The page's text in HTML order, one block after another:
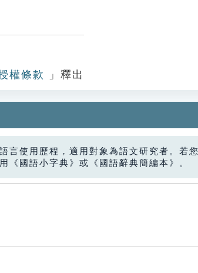
權條款 」釋出
言使用歷程，適用對象為語文研究者。若
《國語小字典》或《國語辭典簡編本》。